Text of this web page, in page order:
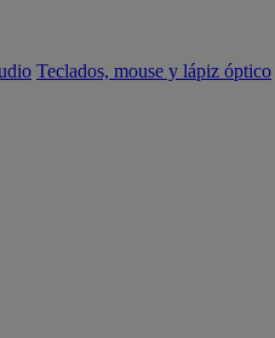
Teclados, mouse y lápiz óptico